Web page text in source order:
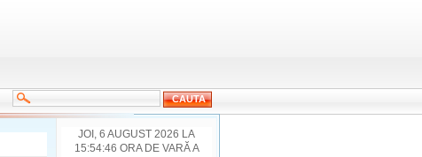
JOI, 6 AUGUST 2026 LA
15:54:46 ORA DE VARĂ A